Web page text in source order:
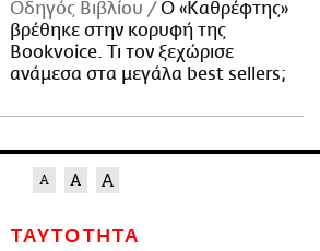
Οδηγός Βιβλίου
Ο «Καθρέφτης»
βρέθηκε στην κορυφή της
Bookvoice. Τι τον ξεχώρισε
ανάμεσα στα μεγάλα best sellers;
ΤΑΥΤΟΤΗΤΑ